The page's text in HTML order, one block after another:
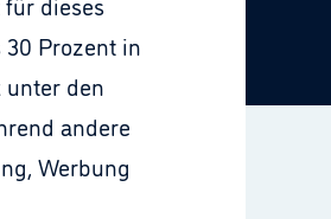
Prozent in
den
andere
Werbung